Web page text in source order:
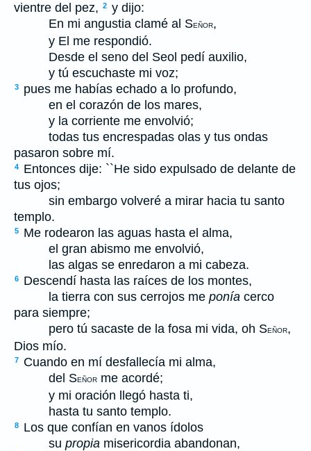
vientre del pez, 2 y dijo:
En mi angustia clamé al SEÑOR,
y El me respondió.
Desde el seno del Seol pedí auxilio,
y tú escuchaste mi voz;
3
pues me habías echado a lo profundo,
en el corazón de los mares,
y la corriente me envolvió;
todas tus encrespadas olas y tus ondas
pasaron sobre mí.
4
Entonces dije: ``He sido expulsado de delante de
tus ojos;
sin embargo volveré a mirar hacia tu santo
templo.
5
Me rodearon las aguas hasta el alma,
el gran abismo me envolvió,
las algas se enredaron a mi cabeza.
6
Descendí hasta las raíces de los montes,
la tierra con sus cerrojos me ponía cerco
para siempre;
pero tú sacaste de la fosa mi vida, oh SEÑOR,
Dios mío.
7
Cuando en mí desfallecía mi alma,
del SEÑOR me acordé;
y mi oración llegó hasta ti,
hasta tu santo templo.
8
Los que confían en vanos ídolos
su propia misericordia abandonan,